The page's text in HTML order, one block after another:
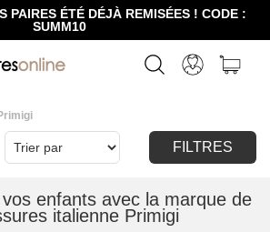
PAIRES ÉTÉ DÉJÀ REMISÉES ! CODE :
SUMM10
FILTRES
enfants avec la marque de
italienne Primigi